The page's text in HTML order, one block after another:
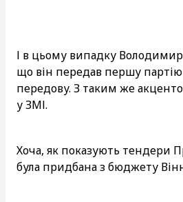
І в цьому випадку
що він передав першу партію
передову. З таким же
у ЗМІ.
Хоча, як показують тендери
була придбана з бюджету